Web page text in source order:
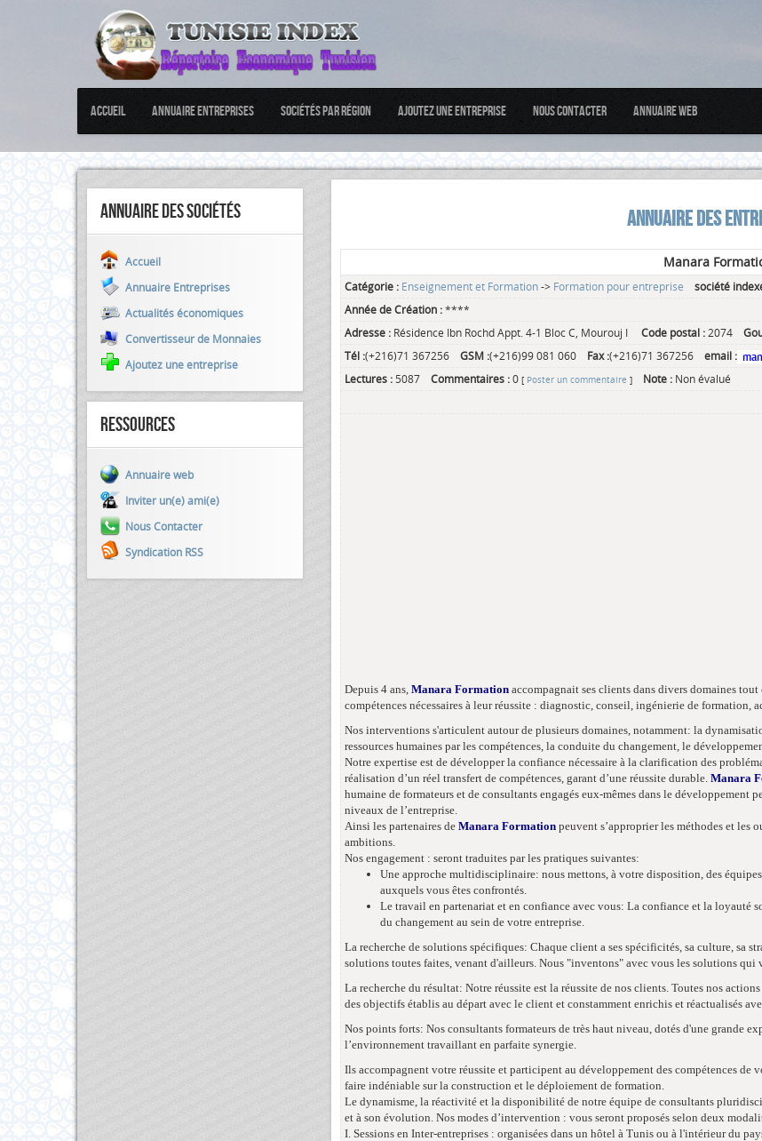
Accueil Annuaire Entreprises Sociétés par Région Ajoutez une entreprise Nous Contacter Annuaire web
Annuaire des sociétés
Accueil
Annuaire Entreprises
Actualités économiques
Convertisseur de Monnaies
Ajoutez une entreprise
Ressources
Annuaire web
Inviter un(e) ami(e)
Nous Contacter
Syndication RSS
ANNUAIRE DES
Manara
Catégorie : Enseignement et Formation-> Formation pour entreprise société
Année de Création :****
Adresse : Résidence Ibn Rochd Appt. 4-1 Bloc C, Mourouj I Code postal : 2074
Tél :(+216)71 367256 GSM :(+216)99 081 060 Fax :(+216)71 367256
email :
Lectures :5087Commentaires :0[ Poster un commentaire ] Note : Non évalué
Depuis 4 ans,Manara Formation accompagnait ses clients dans divers domaines
compétences nécessaires à leur réussite : diagnostic, conseil, ingénierie de formation,
Nos interventions s'articulent autour de plusieurs domaines, notamment: la
ressources humaines par les compétences, la conduite du changement, le
Notre expertise est de développer la confiance nécessaire à la clarification des
réalisation d’un réel transfert de compétences, garant d’une réussite durable.Manara
humaine de formateurs et de consultants engagés eux-mêmes dans le développement
niveaux de l’entreprise.
Ainsi les partenaires deManara Formation peuvent s’approprier les méthodes et les
ambitions.
Nos engagement : seront traduites par les pratiques suivantes:
Une approche multidisciplinaire: nous mettons, à votre disposition, des
auxquels vous êtes confrontés.
Le travail en partenariat et en confiance avec vous: La confiance et la loyauté
du changement au sein de votre entreprise.
La recherche de solutions spécifiques: Chaque client a ses spécificités, sa culture, sa
solutions toutes faites, venant d'ailleurs. Nous "inventons" avec vous les solutions qui
La recherche du résultat: Notre réussite est la réussite de nos clients. Toutes nos
des objectifs établis au départ avec le client et constamment enrichis et réactualisés
Nos points forts: Nos consultants formateurs de très haut niveau, dotés d'une grande
l’environnement travaillant en parfaite synergie.
Ils accompagnent votre réussite et participent au développement des compétences de
faire indéniable sur la construction et le déploiement de formation.
Le dynamisme, la réactivité et la disponibilité de notre équipe de consultants
et à son évolution. Nos modes d’intervention : vous seront proposés selon deux
I. Sessions en Inter-entreprises : organisées dans un hôtel à Tunis ou à l'intérieur du